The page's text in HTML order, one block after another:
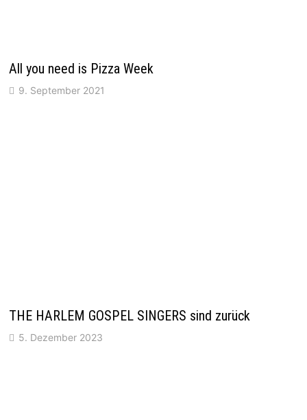
All you need is Pizza Week
9. September 2021
THE HARLEM GOSPEL SINGERS sind zurück
5. Dezember 2023